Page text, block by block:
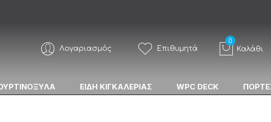
Λογαριασμός Επιθυμητά Καλάθι
ΕΙΔΗ ΚΙΓΚΑΛΕΡΙΑΣ WPC DECK